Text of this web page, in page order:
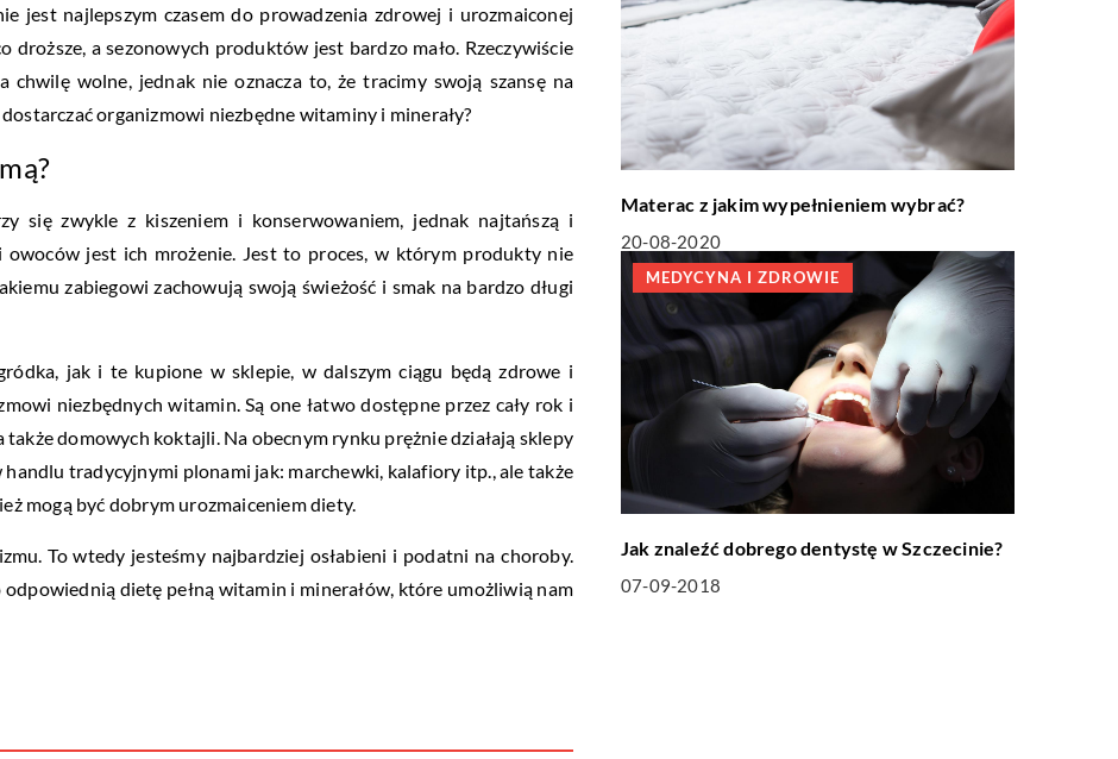
jest najlepszym czasem do prowadzenia zdrowej i urozmaiconej
droższe, a sezonowych produktów jest bardzo mało. Rzeczywiście
wolne, jednak nie oznacza to, że tracimy swoją szansę na
organizmowi niezbędne witaminy i minerały?
się zwykle z kiszeniem i konserwowaniem, jednak najtańszą i
owoców jest ich mrożenie. Jest to proces, w którym produkty nie
zabiegowi zachowują swoją świeżość i smak na bardzo długi
jak i te kupione w sklepie, w dalszym ciągu będą zdrowe i
niezbędnych witamin. Są one łatwo dostępne przez cały rok i
domowych koktajli. Na obecnym rynku prężnie działają sklepy
tradycyjnymi plonami jak: marchewki, kalafiory itp., ale także
mogą być dobrym urozmaiceniem diety.
To wtedy jesteśmy najbardziej osłabieni i podatni na choroby.
dietę pełną witamin i minerałów, które umożliwią nam
Materac z jakim wypełnieniem wybrać?
20-08-2020
MEDYCYNA I ZDROWIE
Jak znaleźć dobrego dentystę w Szczecinie?
07-09-2018